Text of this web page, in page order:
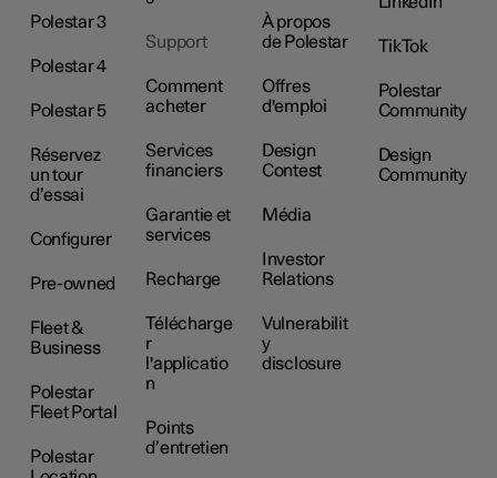
Polestar 3
Polestar 4
Polestar 5
Réservez
un tour
d’essai
Configurer
Pre-owned
Fleet &
Business
Polestar
Fleet Portal
Polestar
Support
Comment
acheter
Services
financiers
Garantie et
services
Recharge
Télécharge
r
l'applicatio
n
Points
d’entretien
À propos
de Polestar
Offres
d'emploi
Design
Contest
Média
Investor
Relations
Vulnerabilit
y
disclosure
TikTok
Polestar
Community
Design
Community